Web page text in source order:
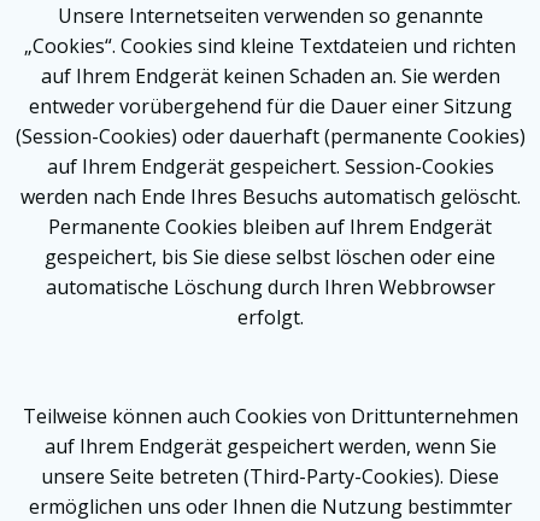
Unsere Internetseiten verwenden so genannte
„Cookies“. Cookies sind kleine Textdateien und richten
auf Ihrem Endgerät keinen Schaden an. Sie werden
entweder vorübergehend für die Dauer einer Sitzung
(Session-Cookies) oder dauerhaft (permanente Cookies)
auf Ihrem Endgerät gespeichert. Session-Cookies
werden nach Ende Ihres Besuchs automatisch gelöscht.
Permanente Cookies bleiben auf Ihrem Endgerät
gespeichert, bis Sie diese selbst löschen oder eine
automatische Löschung durch Ihren Webbrowser
erfolgt.
Teilweise können auch Cookies von Drittunternehmen
auf Ihrem Endgerät gespeichert werden, wenn Sie
unsere Seite betreten (Third-Party-Cookies). Diese
ermöglichen uns oder Ihnen die Nutzung bestimmter